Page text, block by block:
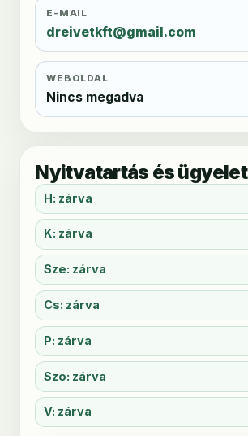
E-MAIL
dreivetkft@gmail.com
WEBOLDAL
Nincs megadva
Nyitvatartás és ügyelet
H: zárva
K: zárva
Sze: zárva
Cs: zárva
P: zárva
Szo: zárva
V: zárva